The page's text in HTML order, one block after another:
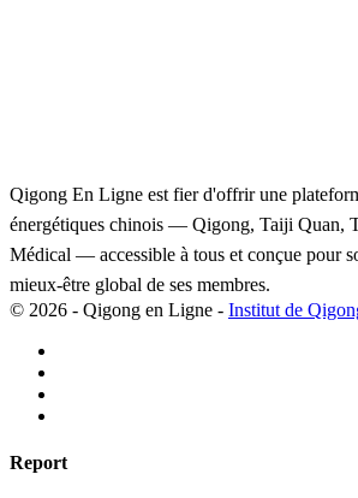
Qigong En Ligne est fier d'offrir une
énergétiques chinois — Qigong, Taiji Quan,
Médical — accessible à tous et conçue pour
mieux-être global de ses membres.
© 2026 - Qigong en Ligne - Institut de
Report